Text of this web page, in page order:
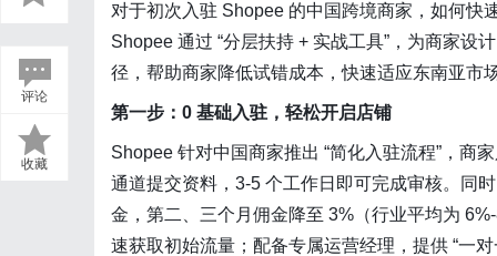
评论
收藏
对于初次入驻 Shopee 的中国跨境商家，如何快
Shopee 通过 “分层扶持 + 实战工具”，为商家设
径，帮助商家降低试错成本，快速适应东南亚市
第一步：0 基础入驻，轻松开启店铺
Shopee 针对中国商家推出 “简化入驻流程”，商
通道提交资料，3-5 个工作日即可完成审核。同
金，第二、三个月佣金降至 3%（行业平均为
速获取初始流量；配备专属运营经理，提供 “一